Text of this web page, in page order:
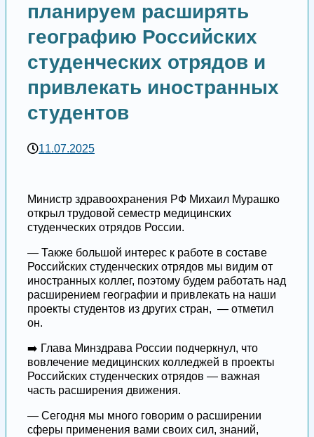
планируем расширять
географию Российских
студенческих отрядов и
привлекать иностранных
студентов
11.07.2025
Министр здравоохранения РФ Михаил Мурашко
открыл трудовой семестр медицинских
студенческих отрядов России.
— Также большой интерес к работе в составе
Российских студенческих отрядов мы видим от
иностранных коллег, поэтому будем работать над
расширением географии и привлекать на наши
проекты студентов из других стран, — отметил
он.
➡️ Глава Минздрава России подчеркнул, что
вовлечение медицинских колледжей в проекты
Российских студенческих отрядов — важная
часть расширения движения.
— Сегодня мы много говорим о расширении
сферы применения вами своих сил, знаний,